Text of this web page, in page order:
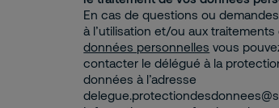
En cas de questions ou
à l’utilisation et/ou aux traitements
données personnelles vous
contacter le délégué à la
données à l’adresse